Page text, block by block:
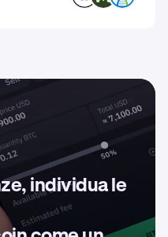
individua le